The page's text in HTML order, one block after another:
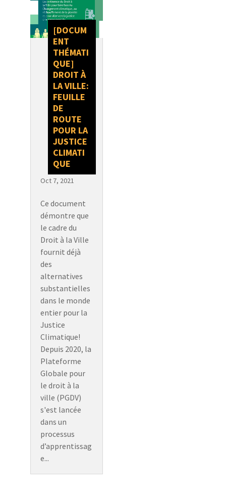
[DOCUM
ENT
THÉMATI
QUE]
DROIT À
LA VILLE:
FEUILLE
DE
ROUTE
POUR LA
JUSTICE
CLIMATI
QUE
Oct 7, 2021
Ce document
démontre que
le cadre du
Droit à la Ville
fournit déjà
des
alternatives
substantielles
dans le monde
entier pour la
Justice
Climatique!
Depuis 2020, la
Plateforme
Globale pour
le droit à la
ville (PGDV)
s'est lancée
dans un
processus
d’apprentissag
e...